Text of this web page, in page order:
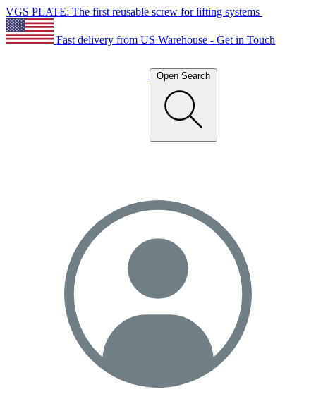
VGS PLATE: The first reusable screw for lifting systems
Fast delivery from US Warehouse - Get in Touch
Open Search